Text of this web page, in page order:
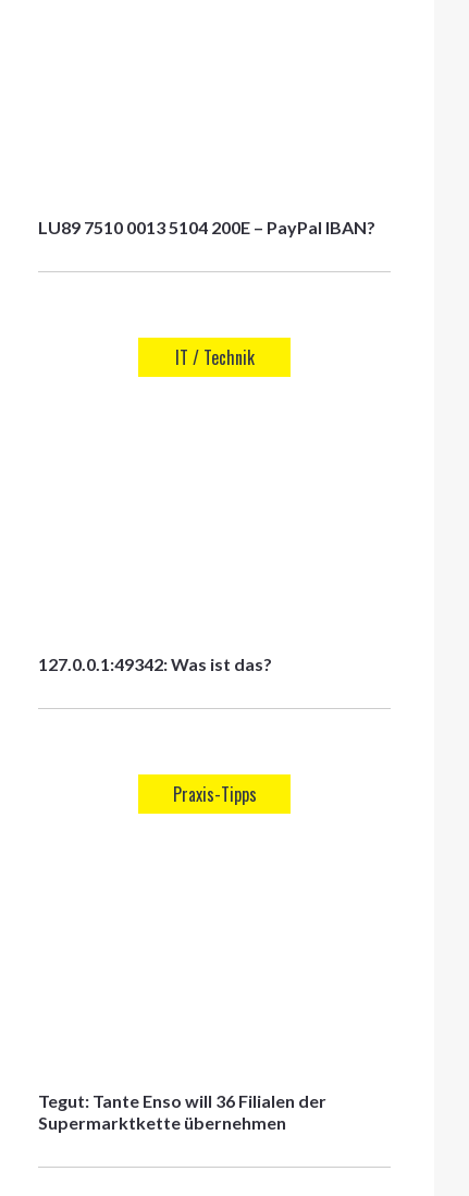
LU89 7510 0013 5104 200E – PayPal IBAN?
IT / Technik
127.0.0.1:49342: Was ist das?
Praxis-Tipps
Tegut: Tante Enso will 36 Filialen der
Supermarktkette übernehmen